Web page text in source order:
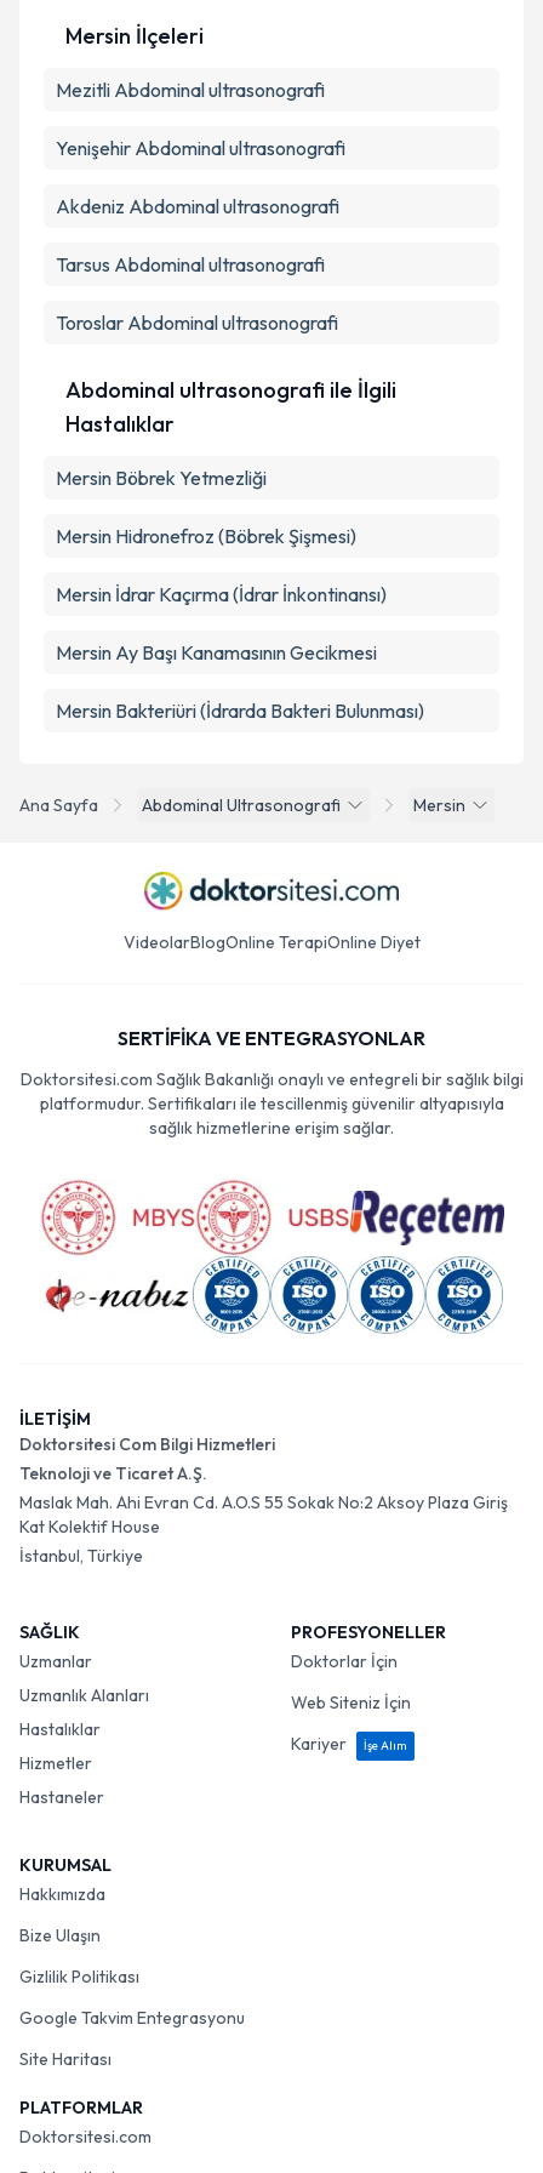
Metni 'ni okudum ve kişisel verilerimin belirtilen
kapsamda işlenmesini kabul ediyorum.
Ana Sayfa Abdominal Ultrasonografi Mersin
Mersin İlçeleri
Mezitli Abdominal ultrasonografi
Yenişehir Abdominal ultrasonografi
Akdeniz Abdominal ultrasonografi
Tarsus Abdominal ultrasonografi
Toroslar Abdominal ultrasonografi
Abdominal ultrasonografi ile İlgili
Hastalıklar
Mersin Böbrek Yetmezliği
Mersin Hidronefroz (Böbrek Şişmesi)
Mersin İdrar Kaçırma (İdrar İnkontinansı)
Mersin Ay Başı Kanamasının Gecikmesi
Mersin Bakteriüri (İdrarda Bakteri Bulunması)
VideolarBlogOnline TerapiOnline Diyet
SERTİFİKA VE ENTEGRASYONLAR
Doktorsitesi.com Sağlık Bakanlığı onaylı ve entegreli bir sağlık bilgi
platformudur. Sertifikaları ile tescillenmiş güvenilir altyapısıyla
sağlık hizmetlerine erişim sağlar.
İLETİŞİM
Doktorsitesi Com Bilgi Hizmetleri
Teknoloji ve Ticaret A.Ş.
Maslak Mah. Ahi Evran Cd. A.O.S 55 Sokak No:2 Aksoy Plaza Giriş
Kat Kolektif House
İstanbul, Türkiye
SAĞLIK
Uzmanlar
Uzmanlık Alanları
Hastalıklar
Hizmetler
Hastaneler
PROFESYONELLER
Doktorlar İçin
Web Siteniz İçin
Kariyer
İşe Alım
KURUMSAL
Hakkımızda
Bize Ulaşın
Gizlilik Politikası
Google Takvim Entegrasyonu
Site Haritası
PLATFORMLAR
Doktorsitesi.com